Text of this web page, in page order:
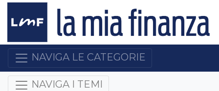
NAVIGA LE CATEGORIE
NAVIGA I TEMI